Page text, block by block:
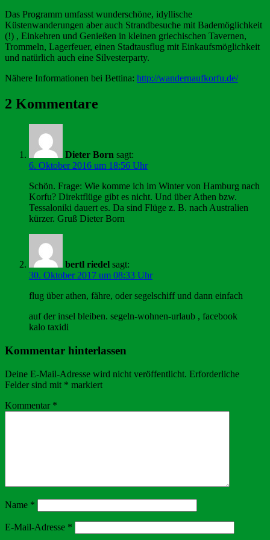
Das Programm umfasst wunderschöne, idyllische
Küstenwanderungen aber auch Strandbesuche mit Bademöglichkeit
(!) , Einkehren und Genießen in kleinen griechischen Tavernen,
Trommeln, Lagerfeuer, einen Stadtausflug mit Einkaufsmöglichkeit
und natürlich auch eine Silvesterparty.
Nähere Informationen bei Bettina: http://wandernaufkorfu.de/
2 Kommentare
Dieter Born sagt:
6. Oktober 2016 um 18:56 Uhr
Schön. Frage: Wie komme ich im Winter von Hamburg nach
Korfu? Direktflüge gibt es nicht. Und über Athen bzw.
Tessaloniki dauert es. Da sind Flüge z. B. nach Australien
kürzer. Gruß Dieter Born
bertl riedel sagt:
30. Oktober 2017 um 08:33 Uhr
flug über athen, fähre, oder segelschiff und dann einfach
auf der insel bleiben. segeln-wohnen-urlaub , facebook
kalo taxidi
Kommentar hinterlassen
Deine E-Mail-Adresse wird nicht veröffentlicht. Erforderliche
Felder sind mit * markiert
Kommentar *
Name *
E-Mail-Adresse *